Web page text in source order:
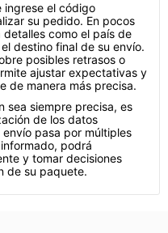
ingrese el código
su pedido. En pocos
como el país de
destino final de su envío.
posibles retrasos o
ajustar expectativas y
de manera más precisa.
sea siempre precisa, es
de los datos
pasa por múltiples
podrá
y tomar decisiones
de su paquete.